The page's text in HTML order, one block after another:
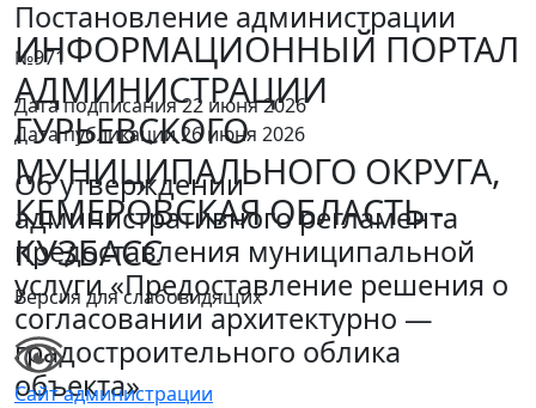
ИНФОРМАЦИОННЫЙ ПОРТАЛ
АДМИНИСТРАЦИИ
ГУРЬЕВСКОГО
МУНИЦИПАЛЬНОГО ОКРУГА,
КЕМЕРОВСКАЯ ОБЛАСТЬ -
КУЗБАСС
Версия для слабовидящих
Сайт администрации
Постановление администрации
№971
Дата подписания 22 июня 2026
Дата публикации 26 июня 2026
Об утверждении
административного регламента
предоставления муниципальной
услуги «Предоставление решения о
согласовании архитектурно —
градостроительного облика
объекта»